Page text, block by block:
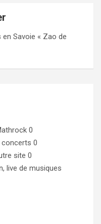
en Savoie « Zao de
0
0
site 0
live de musiques